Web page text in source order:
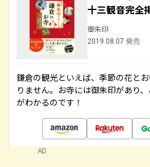
十三観音完
御朱印
2019.08.07 発売
鎌倉の観光といえば、季節の花と
りません。お寺には御朱印があり
がわかるのです！
AD